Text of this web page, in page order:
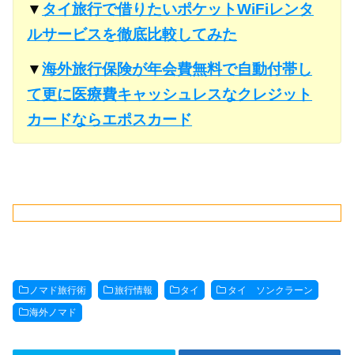
▼ タイ旅行で借りたいポケットWiFiレンタ
ルサービスを徹底比較してみた
▼海外旅行保険が年会費無料で自動付帯し
て更に医療費キャッシュレスなクレジット
カードならエポスカード
ノマド旅行術 旅行情報 タイ タイ ソンクラーン
海外ノマド